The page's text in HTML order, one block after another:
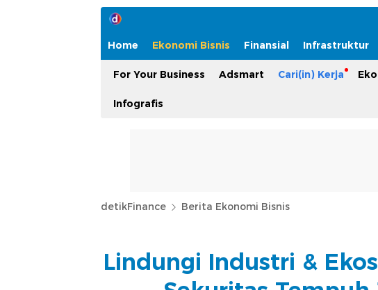
Home Ekonomi Bisnis Finansial Infrastruktur
For Your Business Adsmart Cari(in) Kerja
Infografis
detikFinance Berita Ekonomi Bisnis
Lindungi Industri &